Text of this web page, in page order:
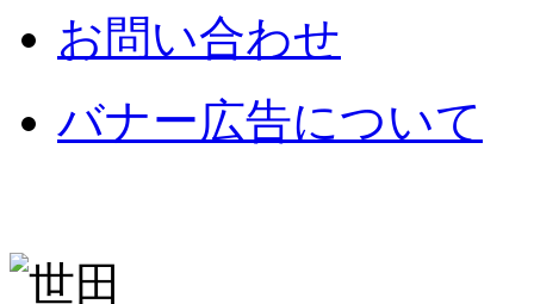
お問い合わせ
バナー広告について